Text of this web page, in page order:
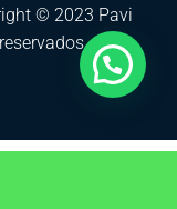
© 2023 Pavi